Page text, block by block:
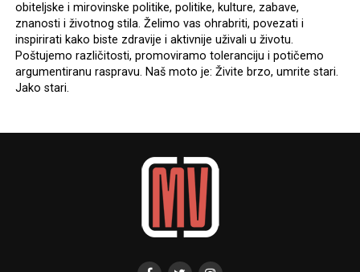
obiteljske i mirovinske politike, politike, kulture, zabave,
znanosti i životnog stila. Želimo vas ohrabriti, povezati i
inspirirati kako biste zdravije i aktivnije uživali u životu.
Poštujemo različitosti, promoviramo toleranciju i potičemo
argumentiranu raspravu. Naš moto je: Živite brzo, umrite stari.
Jako stari.